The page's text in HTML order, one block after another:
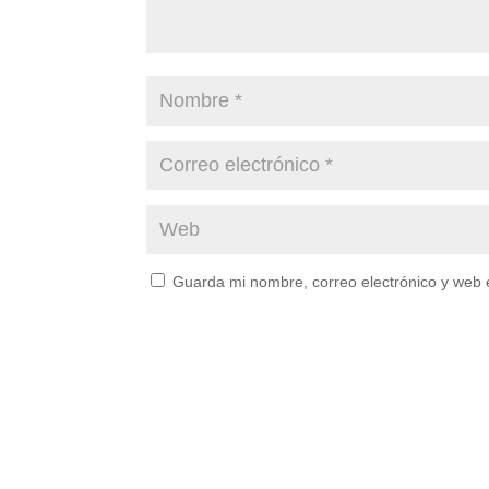
Guarda mi nombre, correo electrónico y